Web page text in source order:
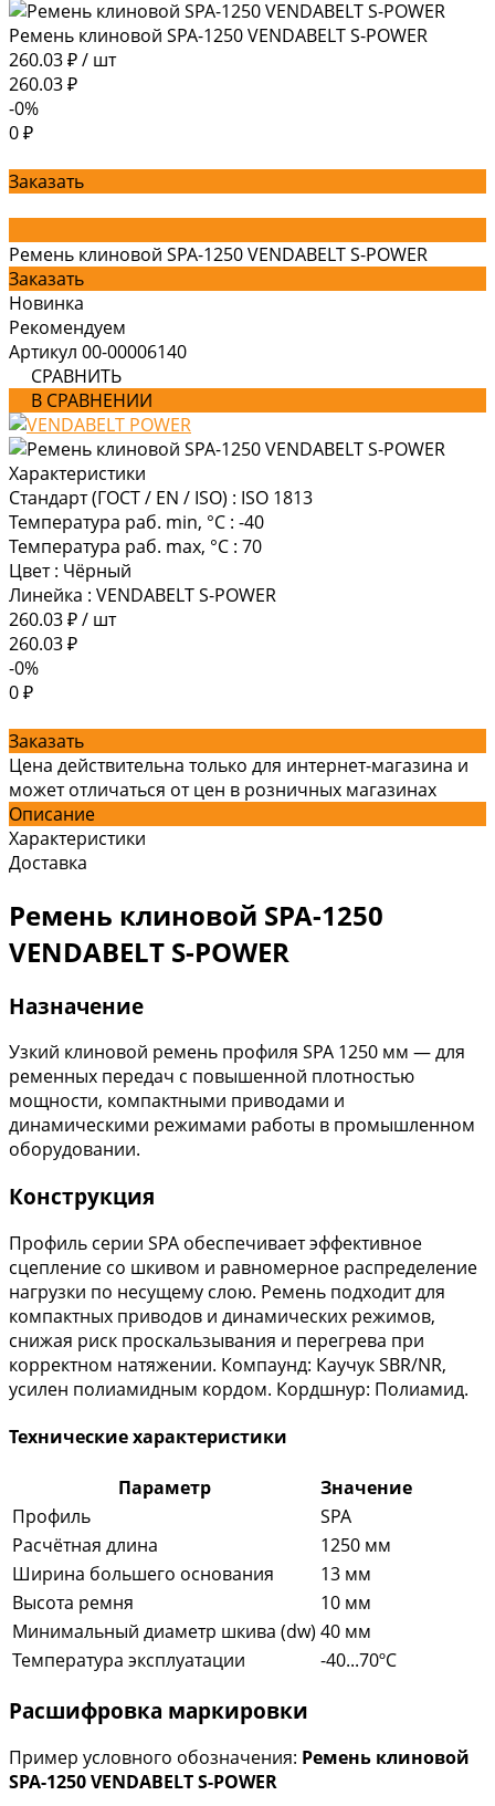
Ремень клиновой SPA-1250 VENDABELT S-POWER
260.03 ₽/ шт
260.03 ₽
-0%
0 ₽
Заказать
Ремень клиновой SPA-1250 VENDABELT S-POWER
Заказать
Новинка
Рекомендуем
Артикул 00-00006140
СРАВНИТЬ
В СРАВНЕНИИ
Характеристики
Стандарт (ГОСТ / EN / ISO) : ISO 1813
Температура раб. min, °C : -40
Температура раб. max, °C : 70
Цвет : Чёрный
Линейка : VENDABELT S-POWER
260.03 ₽/ шт
260.03 ₽
-0%
0 ₽
Заказать
Цена действительна только для интернет-магазина и
может отличаться от цен в розничных магазинах
Описание
Характеристики
Доставка
Ремень клиновой SPA-1250
VENDABELT S-POWER
Назначение
Узкий клиновой ремень профиля SPA 1250 мм — для
ременных передач с повышенной плотностью
мощности, компактными приводами и
динамическими режимами работы в промышленном
оборудовании.
Конструкция
Профиль серии SPA обеспечивает эффективное
сцепление со шкивом и равномерное распределение
нагрузки по несущему слою. Ремень подходит для
компактных приводов и динамических режимов,
снижая риск проскальзывания и перегрева при
корректном натяжении. Компаунд: Каучук SBR/NR,
усилен полиамидным кордом. Кордшнур: Полиамид.
Технические характеристики
Параметр
Значение
Профиль
SPA
Расчётная длина
1250 мм
Ширина большего основания
13 мм
Высота ремня
10 мм
Минимальный диаметр шкива (dw) 40 мм
Температура эксплуатации
-40...70ºC
Расшифровка маркировки
Пример условного обозначения: Ремень клиновой
SPA-1250 VENDABELT S-POWER